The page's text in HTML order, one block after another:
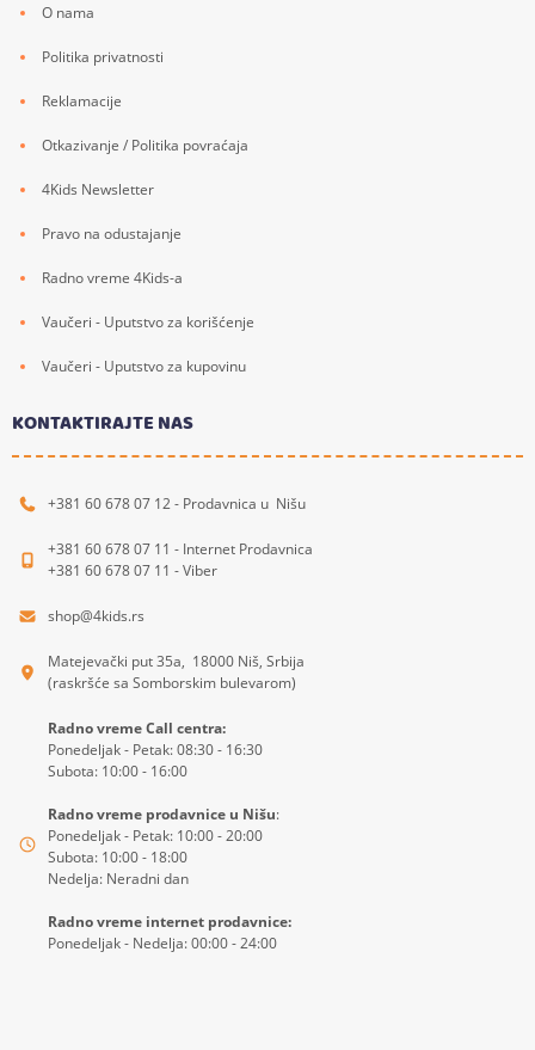
O nama
Politika privatnosti
Reklamacije
Otkazivanje / Politika povraćaja
4Kids Newsletter
Pravo na odustajanje
Radno vreme 4Kids-a
Vaučeri - Uputstvo za korišćenje
Vaučeri - Uputstvo za kupovinu
KONTAKTIRAJTE NAS
+381 60 678 07 12 - Prodavnica u Nišu
+381 60 678 07 11 - Internet Prodavnica
+381 60 678 07 11 - Viber
shop@4kids.rs
Matejevački put 35a, 18000 Niš, Srbija
(raskršće sa Somborskim bulevarom)
Radno vreme Call centra:
Ponedeljak - Petak: 08:30 - 16:30
Subota: 10:00 - 16:00
Radno vreme prodavnice u Nišu:
Ponedeljak - Petak: 10:00 - 20:00
Subota: 10:00 - 18:00
Nedelja: Neradni dan
Radno vreme internet prodavnice:
Ponedeljak - Nedelja: 00:00 - 24:00